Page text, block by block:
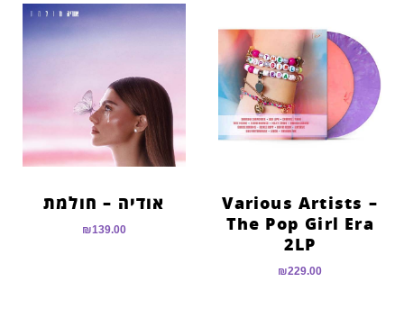
Various Artists –
The Pop Girl Era
2LP
₪229.00
אודיה – חולמת
₪139.00